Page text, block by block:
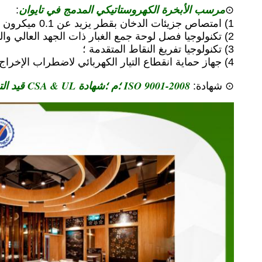
⊙مرسب الأبخرة الكهروستاتيكي المدمج في تايوان:
1) امتصاص جزيئات الدخان بقطر يزيد عن 0.1 ميكرون (قطر) بكفاءة معالجة تبلغ 93٪ -97٪ ؛
2) تكنولوجيا فصل لوحة جمع الغبار ذات الجهد العالي والمنخفض ، سهلة التنظيف ؛
3) تكنولوجيا تفريغ النقاط المتقدمة ؛
4) جهاز حماية انقطاع التيار الكهربائي لاضطراب الإخراج.
⊙ شهادة: ISO 9001-2008 ؛م ؛شهادة CSA & UL قيد التقدم